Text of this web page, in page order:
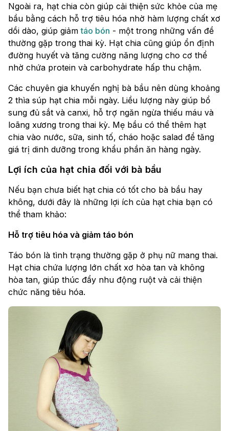
Ngoài ra, hạt chia còn giúp cải thiện sức khỏe của mẹ
bầu bằng cách hỗ trợ tiêu hóa nhờ hàm lượng chất xơ
dồi dào, giúp giảmtáo bón - một trong những vấn đề
thường gặp trong thai kỳ. Hạt chia cũng giúp ổn định
đường huyết và tăng cường năng lượng cho cơ thể
nhờ chứa protein và carbohydrate hấp thu chậm.
Các chuyên gia khuyến nghị bà bầu nên dùng khoảng
2 thìa súp hạt chia mỗi ngày. Liều lượng này giúp bổ
sung đủ sắt và canxi, hỗ trợ ngăn ngừa thiếu máu và
loãng xương trong thai kỳ. Mẹ bầu có thể thêm hạt
chia vào nước, sữa, sinh tố, cháo hoặc salad để tăng
giá trị dinh dưỡng trong khẩu phần ăn hàng ngày.
Lợi ích của hạt chia đối với bà bầu
Nếu bạn chưa biết hạt chia có tốt cho bà bầu hay
không, dưới đây là những lợi ích của hạt chia bạn có
thể tham khảo:
Hỗ trợ tiêu hóa và giảm táo bón
Táo bón là tình trạng thường gặp ở phụ nữ mang thai.
Hạt chia chứa lượng lớn chất xơ hòa tan và không
hòa tan, giúp thúc đẩy nhu động ruột và cải thiện
chức năng tiêu hóa.